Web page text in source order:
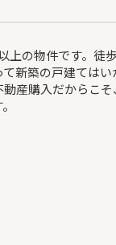
上の物件です。徒
て新築の戸建ては
動産購入だからこ